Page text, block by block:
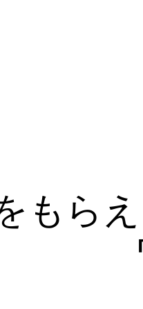
もら